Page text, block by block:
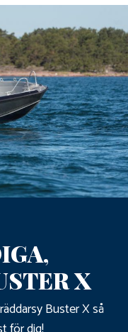
X
Buster X så